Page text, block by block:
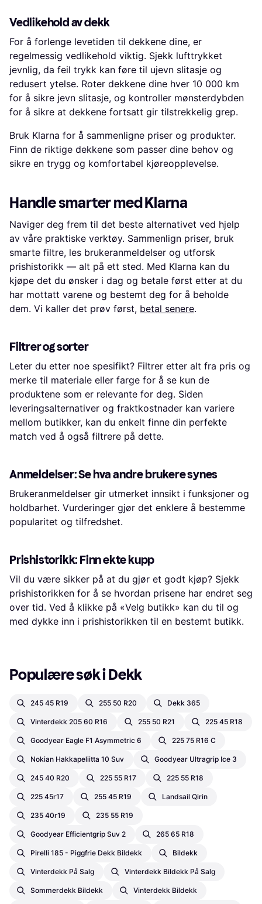
Vedlikehold av dekk
For å forlenge levetiden til dekkene dine, er
regelmessig vedlikehold viktig. Sjekk lufttrykket
jevnlig, da feil trykk kan føre til ujevn slitasje og
redusert ytelse. Roter dekkene dine hver 10 000 km
for å sikre jevn slitasje, og kontroller mønsterdybden
for å sikre at dekkene fortsatt gir tilstrekkelig grep.
Bruk Klarna for å sammenligne priser og produkter.
Finn de riktige dekkene som passer dine behov og
sikre en trygg og komfortabel kjøreopplevelse.
Handle smarter med Klarna
Naviger deg frem til det beste alternativet ved hjelp
av våre praktiske verktøy. Sammenlign priser, bruk
smarte filtre, les brukeranmeldelser og utforsk
prishistorikk — alt på ett sted. Med Klarna kan du
kjøpe det du ønsker i dag og betale først etter at du
har mottatt varene og bestemt deg for å beholde
dem. Vi kaller det prøv først, betal senere.
Filtrer og sorter
Leter du etter noe spesifikt? Filtrer etter alt fra pris og
merke til materiale eller farge for å se kun de
produktene som er relevante for deg. Siden
leveringsalternativer og fraktkostnader kan variere
mellom butikker, kan du enkelt finne din perfekte
match ved å også filtrere på dette.
Anmeldelser: Se hva andre brukere synes
Brukeranmeldelser gir utmerket innsikt i funksjoner og
holdbarhet. Vurderinger gjør det enklere å bestemme
popularitet og tilfredshet.
Prishistorikk: Finn ekte kupp
Vil du være sikker på at du gjør et godt kjøp? Sjekk
prishistorikken for å se hvordan prisene har endret seg
over tid. Ved å klikke på «Velg butikk» kan du til og
med dykke inn i prishistorikken til en bestemt butikk.
Populære søk i Dekk
245 45 R19 255 50 R20 Dekk 365
Vinterdekk 205 60 R16 255 50 R21 225 45 R18
Goodyear Eagle F1 Asymmetric 6 225 75 R16 C
Nokian Hakkapeliitta 10 Suv Goodyear Ultragrip Ice 3
245 40 R20 225 55 R17 225 55 R18
225 45r17 255 45 R19 Landsail Qirin
235 40r19 235 55 R19
Goodyear Efficientgrip Suv 2 265 65 R18
Pirelli 185 - Piggfrie Dekk Bildekk Bildekk
Vinterdekk På Salg Vinterdekk Bildekk På Salg
Sommerdekk Bildekk Vinterdekk Bildekk